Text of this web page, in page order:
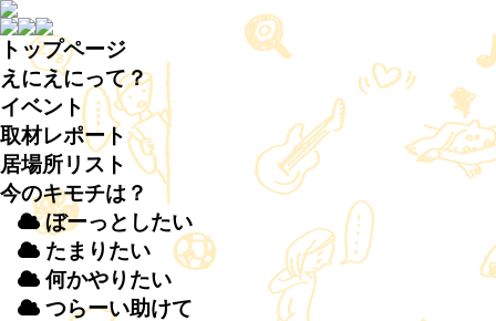
トップページ
えにえにって？
イベント
取材レポート
居場所リスト
今のキモチは？
ぼーっとしたい
たまりたい
何かやりたい
つらーい助けて